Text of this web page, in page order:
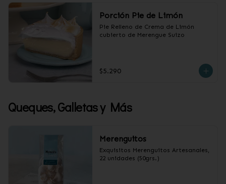
Porción Pie de Limón
Pie Relleno de Crema de Limón
cubierto de Merengue Suizo
$5.290
Queques, Galletas y Más
Merenguitos
Exquisitos Merenguitos Artesanales,
22 unidades (50grs.)